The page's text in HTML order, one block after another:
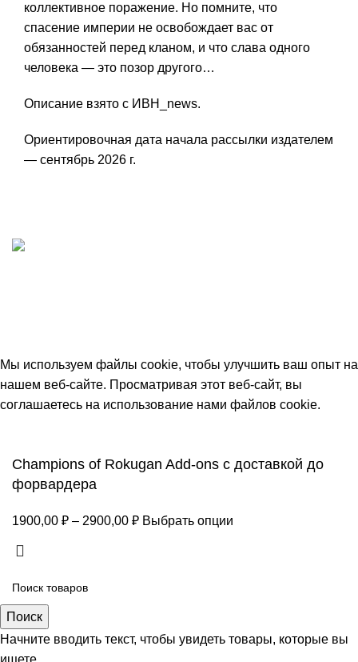
коллективное поражение. Но помните, что
спасение империи не освобождает вас от
обязанностей перед кланом, и что слава одного
человека — это позор другого…
Описание взято с ИВН_news.
Ориентировочная дата начала рассылки издателем
— сентябрь 2026 г.
Мы используем файлы cookie, чтобы улучшить ваш опыт на
нашем веб-сайте. Просматривая этот веб-сайт, вы
соглашаетесь на использование нами файлов cookie.
Champions of Rokugan Add-ons с доставкой до
форвардера
1900,00 ₽ – 2900,00 ₽ Выбрать опции
Поиск
Начните вводить текст, чтобы увидеть товары, которые вы